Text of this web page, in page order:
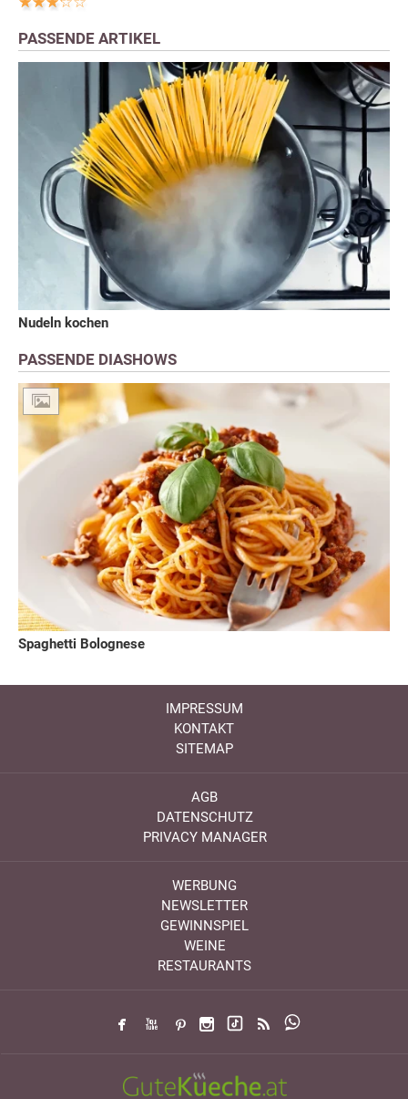
PASSENDE ARTIKEL
Nudeln kochen
PASSENDE DIASHOWS
Spaghetti Bolognese
IMPRESSUM
KONTAKT
SITEMAP
AGB
DATENSCHUTZ
PRIVACY MANAGER
WERBUNG
NEWSLETTER
GEWINNSPIEL
WEINE
RESTAURANTS